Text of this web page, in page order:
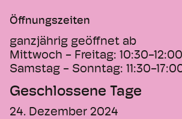
Öffnungszeiten
ganzjährig geöffnet ab
Mittwoch - Freitag: 10:30-
Samstag - Sonntag: 11:30-
Geschlossene Tage
24. Dezember 2024